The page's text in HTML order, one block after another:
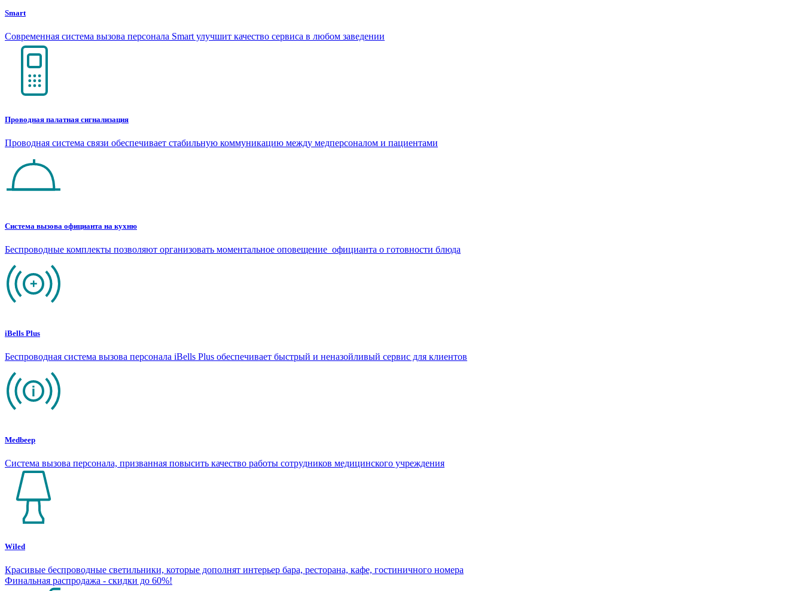
Smart
Современная система вызова персонала Smart улучшит качество сервиса в любом заведении
Проводная палатная сигнализация
Проводная система связи обеспечивает стабильную коммуникацию между медперсоналом и пациентами
Система вызова официанта на кухню
Беспроводные комплекты позволяют организовать моментальное оповещение официанта о готовности блюда
iBells Plus
Беспроводная система вызова персонала iBells Plus обеспечивает быстрый и неназойливый сервис для клиентов
Medbeep
Система вызова персонала, призванная повысить качество работы сотрудников медицинского учреждения
Wiled
Красивые беспроводные светильники, которые дополнят интерьер бара, ресторана, кафе, гостиничного номера
Финальная распродажа - скидки до 60%!